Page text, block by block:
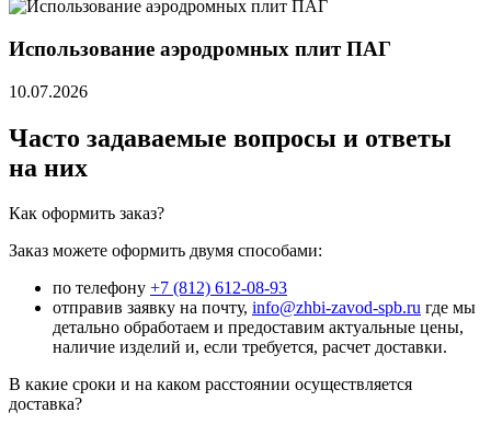
Использование аэродромных плит ПАГ
10.07.2026
Часто задаваемые вопросы и ответы
на них
Как оформить заказ?
Заказ можете оформить двумя способами:
по телефону +7 (812) 612-08-93
отправив заявку на почту, info@zhbi-zavod-spb.ru где мы
детально обработаем и предоставим актуальные цены,
наличие изделий и, если требуется, расчет доставки.
В какие сроки и на каком расстоянии осуществляется
доставка?